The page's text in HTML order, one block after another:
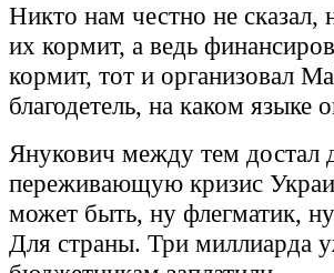
Никто нам честно не сказал,
их кормит, а ведь
кормит, тот и организовал
благодетель, на каком языке
Янукович между тем достал
переживающую кризис
может быть, ну флегматик,
Для страны. Три миллиарда